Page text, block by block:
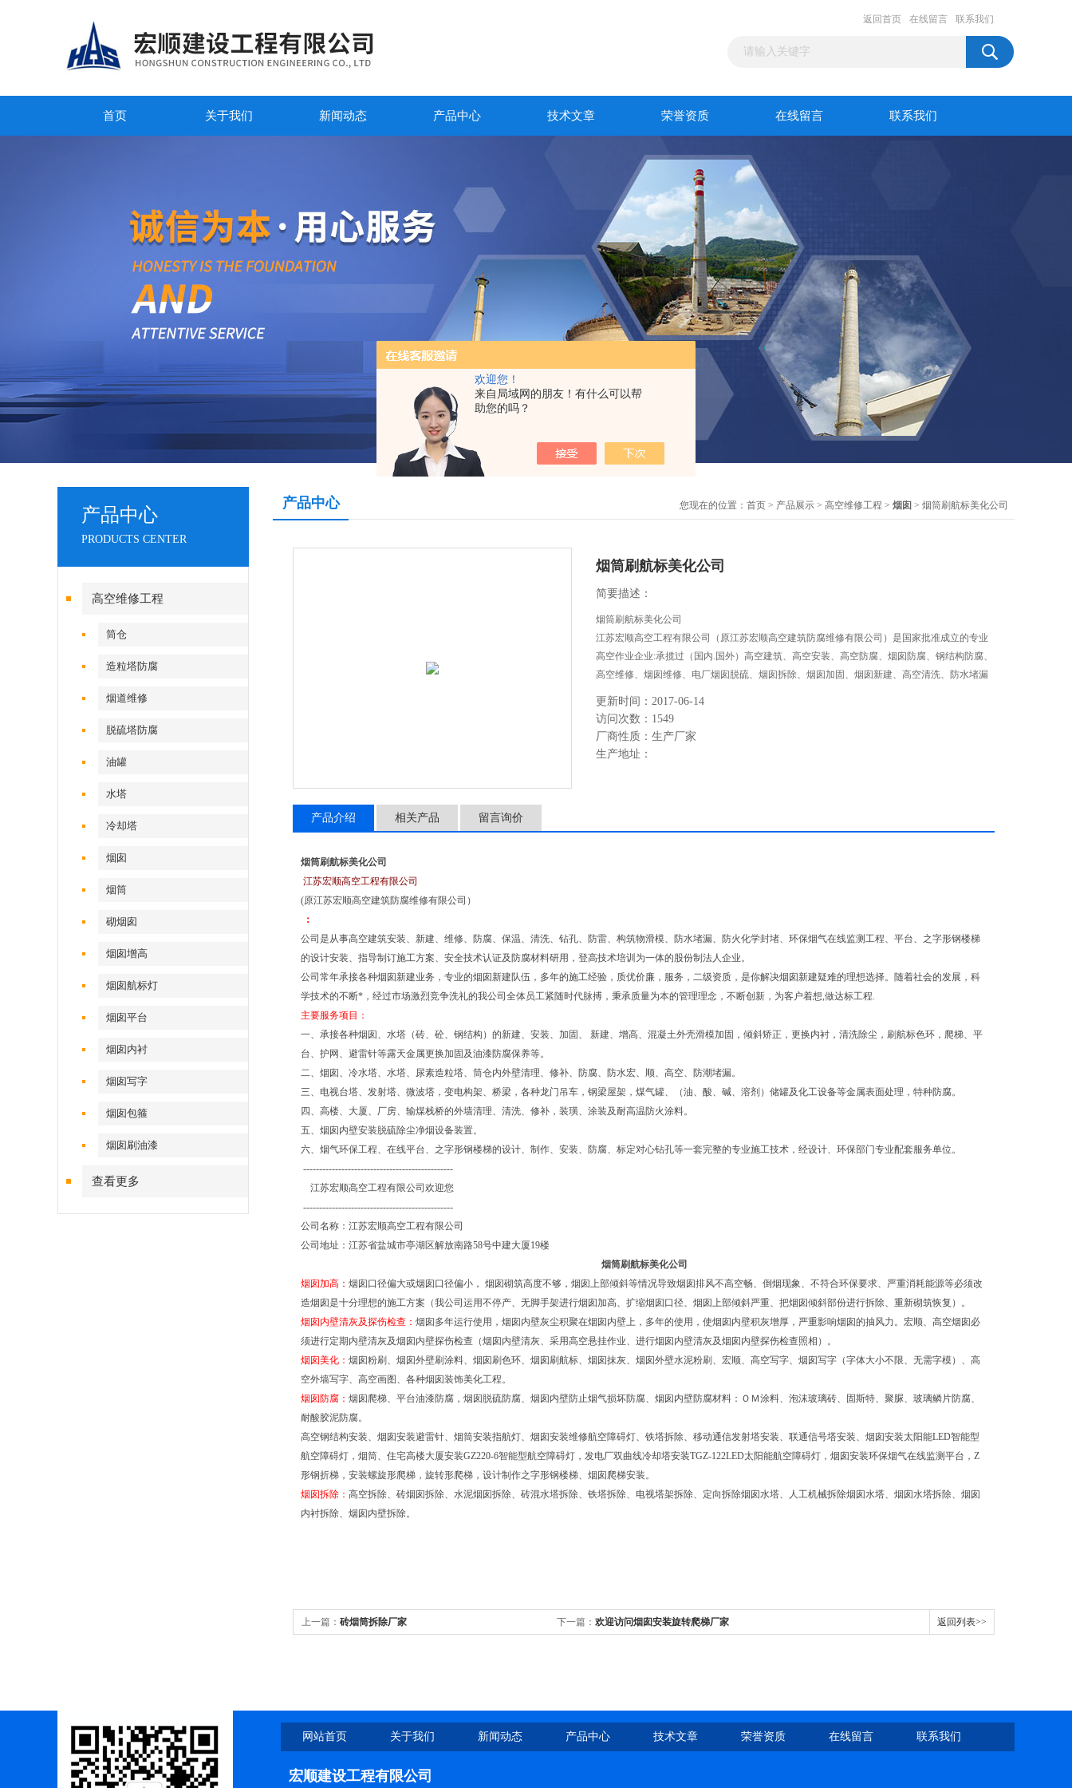
欢迎您！
来自局域网的朋友！有什么可以帮
助您的吗？
返回首页 在线留言 联系我们
首页 关于我们 新闻动态 产品中心 技术文章 荣誉资质 在线留言 联系我们
产品中心
PRODUCTS CENTER
高空维修工程
筒仓
造粒塔防腐
烟道维修
脱硫塔防腐
油罐
水塔
冷却塔
烟囱
烟筒
砌烟囱
烟囱增高
烟囱航标灯
烟囱平台
烟囱内衬
烟囱写字
烟囱包箍
烟囱刷油漆
查看更多
产品中心 您现在的位置： 首页 > 产品展示 > 高空维修工程 > 烟囱 > 烟筒刷航标美化公司
烟筒刷航标美化公司
简要描述：
烟筒刷航标美化公司
江苏宏顺高空工程有限公司（原江苏宏顺高空建筑防腐维修有限公司）是国家批准成立的专业
高空作业企业:承揽过（国内.国外）高空建筑、高空安装、高空防腐、烟囱防腐、钢结构防腐、
高空维修、烟囱维修、电厂烟囱脱硫、烟囱拆除、烟囱加固、烟囱新建、高空清洗、防水堵漏
等高空作业工程。
更新时间：2017-06-14
访问次数：1549
厂商性质：生产厂家
生产地址：
产品介绍 相关产品 留言询价
烟筒刷航标美化公司
江苏宏顺高空工程有限公司
(原江苏宏顺高空建筑防腐维修有限公司）
：
公司是从事高空建筑安装、新建、维修、防腐、保温、清洗、钻孔、防雷、构筑物滑模、防水堵漏、防火化学封堵、环保烟气在线监测工程、平台、之字形钢楼梯
的设计安装、指导制订施工方案、安全技术认证及防腐材料研用，登高技术培训为一体的股份制法人企业。
公司常年承接各种烟囱新建业务，专业的烟囱新建队伍，多年的施工经验，质优价廉，服务，二级资质，是你解决烟囱新建疑难的理想选择。随着社会的发展，科
学技术的不断*，经过市场激烈竞争洗礼的我公司全体员工紧随时代脉搏，秉承质量为本的管理理念，不断创新，为客户着想,做达标工程.
主要服务项目：
一、承接各种烟囱、水塔（砖、砼、钢结构）的新建、安装、加固、 新建、增高、混凝土外壳滑模加固，倾斜矫正，更换内衬，清洗除尘，刷航标色环，爬梯、平
台、护网、避雷针等露天金属更换加固及油漆防腐保养等。
二、烟囱、冷水塔、水塔、尿素造粒塔、筒仓内外壁清理、修补、防腐、防水宏、顺、高空、防潮堵漏。
三、电视台塔、发射塔、微波塔，变电构架、桥梁，各种龙门吊车，钢梁屋架，煤气罐、（油、酸、碱、溶剂）储罐及化工设备等金属表面处理，特种防腐。
四、高楼、大厦、厂房、输煤栈桥的外墙清理、清洗、修补，装璜、涂装及耐高温防火涂料。
五、烟囱内壁安装脱硫除尘净烟设备装置。
六、烟气环保工程、在线平台、之字形钢楼梯的设计、制作、安装、防腐、标定对心钻孔等一套完整的专业施工技术，经设计、环保部门专业配套服务单位。
-----------------------------------------------
江苏宏顺高空工程有限公司欢迎您
-----------------------------------------------
公司名称：江苏宏顺高空工程有限公司
公司地址：江苏省盐城市亭湖区解放南路58号中建大厦19楼
烟筒刷航标美化公司
烟囱加高： 烟囱口径偏大或烟囱口径偏小， 烟囱砌筑高度不够，烟囱上部倾斜等情况导致烟囱排风不高空畅、倒烟现象、不符合环保要求、严重消耗能源等必须改
造烟囱是十分理想的施工方案（我公司运用不停产、无脚手架进行烟囱加高、扩缩烟囱口径、烟囱上部倾斜严重、把烟囱倾斜部份进行拆除、重新砌筑恢复）。
烟囱内壁清灰及探伤检查： 烟囱多年运行使用，烟囱内壁灰尘积聚在烟囱内壁上，多年的使用，使烟囱内壁积灰增厚，严重影响烟囱的抽风力。宏顺、高空烟囱必
须进行定期内壁清灰及烟囱内壁探伤检查（烟囱内壁清灰、采用高空悬挂作业、进行烟囱内壁清灰及烟囱内壁探伤检查照相）。
烟囱美化： 烟囱粉刷、烟囱外壁刷涂料、烟囱刷色环、烟囱刷航标、烟囱抹灰、烟囱外壁水泥粉刷、宏顺、高空写字、烟囱写字（字体大小不限、无需字模）、高
空外墙写字、高空画图、各种烟囱装饰美化工程。
烟囱防腐： 烟囱爬梯、平台油漆防腐，烟囱脱硫防腐、烟囱内壁防止烟气损坏防腐、烟囱内壁防腐材料：ＯＭ涂料、泡沫玻璃砖、固斯特、聚脲、玻璃鳞片防腐、
耐酸胶泥防腐。
高空钢结构安装、烟囱安装避雷针、烟筒安装指航灯、烟囱安装维修航空障碍灯、铁塔拆除、移动通信发射塔安装、联通信号塔安装、烟囱安装太阳能LED智能型
航空障碍灯，烟筒、住宅高楼大厦安装GZ220-6智能型航空障碍灯，发电厂双曲线冷却塔安装TGZ-122LED太阳能航空障碍灯，烟囱安装环保烟气在线监测平台，Z
形钢折梯，安装螺旋形爬梯，旋转形爬梯，设计制作之字形钢楼梯、烟囱爬梯安装。
烟囱拆除： 高空拆除、砖烟囱拆除、水泥烟囱拆除、砖混水塔拆除、铁塔拆除、电视塔架拆除、定向拆除烟囱水塔、人工机械拆除烟囱水塔、烟囱水塔拆除、烟囱
内衬拆除、烟囱内壁拆除。
上一篇： 砖烟筒拆除厂家 下一篇： 欢迎访问烟囱安装旋转爬梯厂家 返回列表>>
网站首页 关于我们 新闻动态 产品中心 技术文章 荣誉资质 在线留言 联系我们
宏顺建设工程有限公司